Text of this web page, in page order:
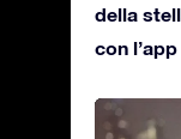
della
con